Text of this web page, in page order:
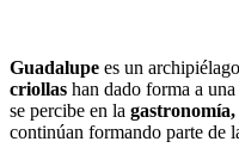
Guadalupe es un
criollas han dado forma a
se percibe en la
continúan formando parte de